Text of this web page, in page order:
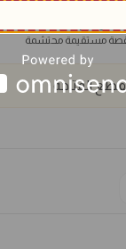
الورد من الشك المتقن.
مستقيمة محتشمة
المتاحة